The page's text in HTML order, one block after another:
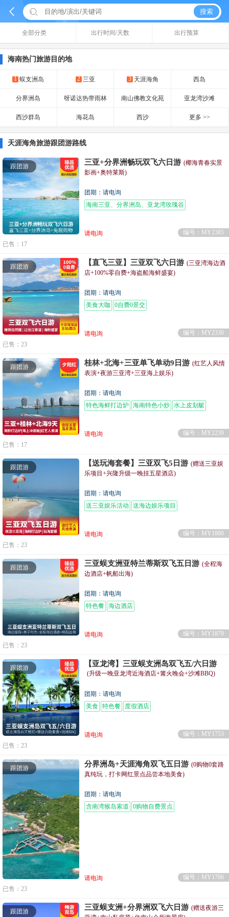
  搜索
全部分类 出行时间/天数 出行预算
海南热门旅游目的地
1 蜈支洲岛 2 三亚 3 天涯海角 西岛
分界洲岛 呀诺达热带雨林 南山佛教文化苑 亚龙湾沙滩
西沙群岛 海花岛 西沙 更多 >>
天涯海角旅游跟团游路线
跟团游 三亚+分界洲畅玩双飞六日游 (椰海青春实景
影画+奥特莱斯)
团期：请电询
海南三亚、分界洲岛、亚龙湾玫瑰谷
请电询
编号：MY2385
已售：17
跟团游 【直飞三亚】三亚双飞六日游 (三亚湾海边酒
店+100%零自费+海盗船海鲜盛宴)
团期：请电询
美食大咖
0自费0景交
请电询
编号：MY2330
已售：23
跟团游 桂林+北海+三亚单飞单动9日游 (红艺人风情
表演+夜游三亚湾+三亚海上娱乐)
团期：请电询
特色海鲜打边炉 海南特色小炒 水上皮划艇
请电询
编号：MY2239
已售：17
跟团游 【送玩海套餐】三亚双飞5日游 (赠送三亚娱
乐项目+兴隆升级一晚挂五星酒店)
团期：请电询
送三亚娱乐活动
送海边娱乐项目
请电询
编号：MY1880
已售：23
跟团游 三亚蜈支洲亚特兰蒂斯双飞五日游 (全程海
边酒店+帆船出海)
团期：请电询
特色餐 海边酒店
请电询
编号：MY1879
已售：23
跟团游 【亚龙湾】三亚蜈支洲岛双飞五/六日游
(升级一晚亚龙湾近海酒店+篝火晚会+沙滩BBQ)
团期：请电询
美食 特色餐 度假酒店
请电询
编号：MY1753
已售：23
跟团游 分界洲岛+天涯海角双飞五日游 (0购物0套路
真纯玩，打卡网红景点品尝本地美食)
团期：请电询
含南湾猴岛索道
0购物自费景点
请电询
编号：MY1706
已售：23
跟团游 三亚蜈支洲+分界洲双飞六日游 (赠送夜游三